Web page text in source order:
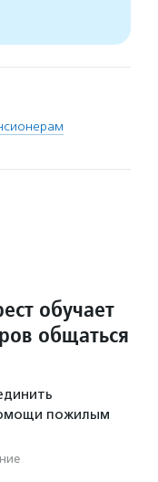
обучает
общаться
пожилым